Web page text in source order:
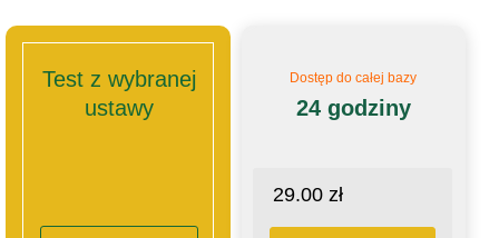
Test z wybranej
ustawy
Dostęp do całej bazy
24 godziny
29.00 zł